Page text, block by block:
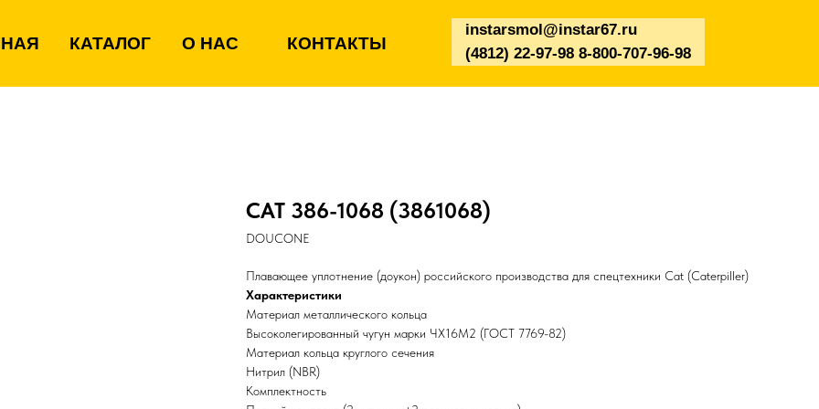
КАТАЛОГ О НАС КОНТАКТЫ
(4812) 22-97-98 8-800-707-96-98
instarsmol@instar67.ru
CAT 386-1068 (3861068)
DOUCONE
Плавающее уплотнение (доукон) российского производства для спецтехники Cat (Caterpiller)
Характеристики
Материал металлического кольца
Высоколегированный чугун марки ЧХ16М2 (ГОСТ 7769-82)
Материал кольца круглого сечения
Нитрил (NBR)
Комплектность